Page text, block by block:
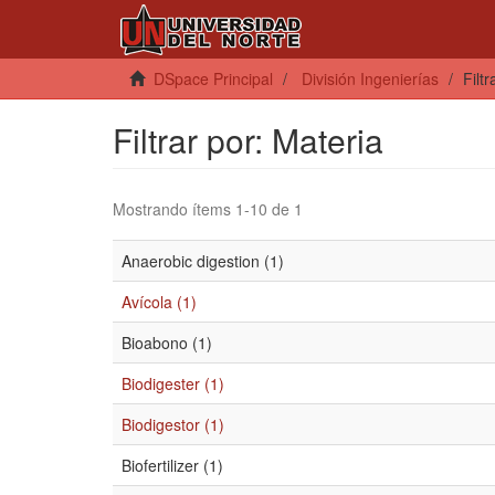
DSpace Principal División Ingenierías
Filtrar por: Materia
Mostrando ítems 1-10 de 1
Anaerobic digestion (1)
Avícola (1)
Bioabono (1)
Biodigester (1)
Biodigestor (1)
Biofertilizer (1)